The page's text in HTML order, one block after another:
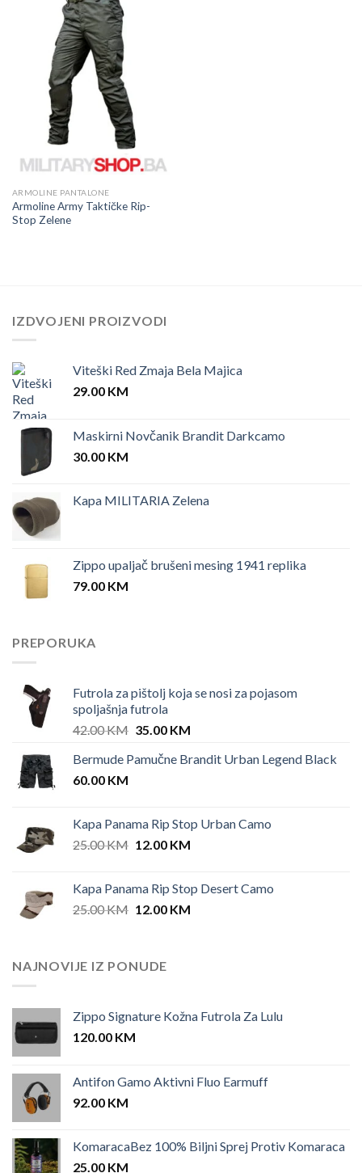
ARMOLINE PANTALONE
Armoline Army Taktičke Rip-
Stop Zelene
IZDVOJENI PROIZVODI
Viteški Red Zmaja Bela Majica
29.00 KM
Maskirni Novčanik Brandit Darkcamo
30.00 KM
Kapa MILITARIA Zelena
Zippo upaljač brušeni mesing 1941 replika
79.00 KM
PREPORUKA
Futrola za pištolj koja se nosi za pojasom
spoljašnja futrola
42.00KM Original
was:
35.00 KMCurrent
is:
Bermude Pamučne Brandit Urban Legend Black
60.00 KM
Kapa Panama Rip Stop Urban Camo
25.00KM Original
25.00 KM.
12.00 KMCurrent
12.00 KM.
Kapa Panama Rip Stop Desert Camo
25.00KM Original
25.00 KM.
12.00 KMCurrent
NAJNOVIJE IZ PONUDE
Zippo Signature Kožna Futrola Za Lulu
120.00 KM
Antifon Gamo Aktivni Fluo Earmuff
92.00 KM
KomaracaBez 100% Biljni Sprej Protiv Komaraca
25.00 KM